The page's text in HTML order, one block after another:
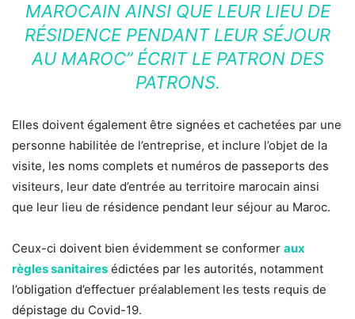
MAROCAIN AINSI QUE LEUR LIEU DE
RÉSIDENCE PENDANT LEUR SÉJOUR
AU MAROC”ÉCRIT LE PATRON DES
PATRONS.
Elles doivent également être signées et cachetées par une
personne habilitée de l’entreprise, et inclure l’objet de la
visite, les noms complets et numéros de passeports des
visiteurs, leur date d’entrée au territoire marocain ainsi
que leur lieu de résidence pendant leur séjour au Maroc.
Ceux-ci doivent bien évidemment se conformer aux
règles sanitaires édictées par les autorités, notamment
l’obligation d’effectuer préalablement les tests requis de
dépistage du Covid-19.